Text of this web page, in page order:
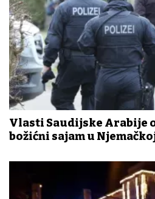
Vlasti Saudijske Arabije
božićni sajam u